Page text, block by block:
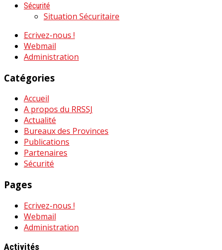
Sécurité
Situation Sécuritaire
Ecrivez-nous !
Webmail
Administration
Catégories
Accueil
A propos du RRSSJ
Actualité
Bureaux des Provinces
Publications
Partenaires
Sécurité
Pages
Ecrivez-nous !
Webmail
Administration
Activités